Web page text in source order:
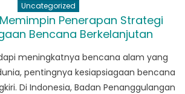
di
Balik
BPBD
Sorkam
Uncategorized
Memimpin Penerapan Strategi
Bencana Berkelanjutan
meningkatnya bencana alam yang
pentingnya kesiapsiagaan bencana
Di Indonesia, Badan Penanggulangan